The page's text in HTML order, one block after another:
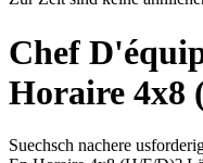
Chef
Horaire 4x8
Suechsch nachere